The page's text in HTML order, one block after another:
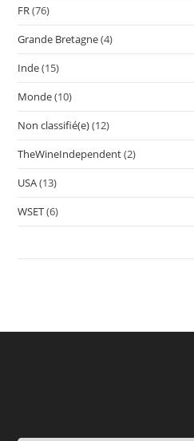
FR(76)
Grande Bretagne(4)
Inde(15)
Monde(10)
Non classifié(e)(12)
TheWineIndependent(2)
USA(13)
WSET(6)